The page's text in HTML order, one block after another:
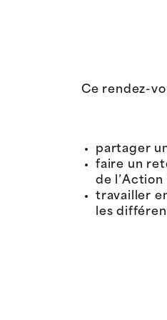
Ce rendez-
partager
faire un
de l’Action
travailler
les